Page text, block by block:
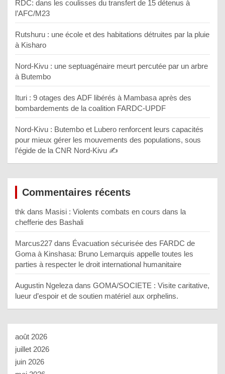
RDC: dans les coulisses du transfert de 15 détenus à
l’AFC/M23
Rutshuru : une école et des habitations détruites par la pluie
à Kisharo
Nord-Kivu : une septuagénaire meurt percutée par un arbre
à Butembo
Ituri : 9 otages des ADF libérés à Mambasa après des
bombardements de la coalition FARDC-UPDF
Nord-Kivu : Butembo et Lubero renforcent leurs capacités
pour mieux gérer les mouvements des populations, sous
l’égide de la CNR Nord-Kivu ✍️
Commentaires récents
thk dans Masisi : Violents combats en cours dans la
chefferie des Bashali
Marcus227 dans Évacuation sécurisée des FARDC de
Goma à Kinshasa: Bruno Lemarquis appelle toutes les
parties à respecter le droit international humanitaire
Augustin Ngeleza dans GOMA/SOCIETE : Visite caritative,
lueur d’espoir et de soutien matériel aux orphelins.
août 2026
juillet 2026
juin 2026